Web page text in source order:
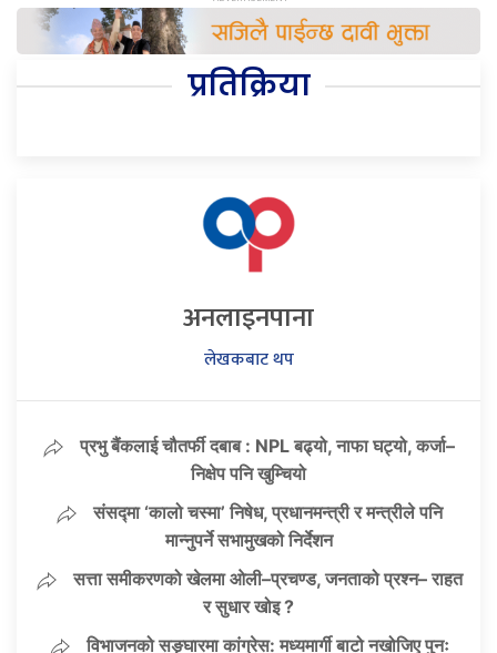
प्रतिक्रिया
अनलाइनपाना
लेखकबाट थप
प्रभु बैंकलाई चौतर्फी दबाब : NPL बढ्यो, नाफा घट्यो, कर्जा–
निक्षेप पनि खुम्चियो
संसद्मा ‘कालो चस्मा’ निषेध, प्रधानमन्त्री र मन्त्रीले पनि
मान्नुपर्ने सभामुखको निर्देशन
सत्ता समीकरणको खेलमा ओली–प्रचण्ड, जनताको प्रश्न– राहत
र सुधार खोइ ?
विभाजनको सङ्घारमा कांग्रेस: मध्यमार्गी बाटो नखोजिए पुनः